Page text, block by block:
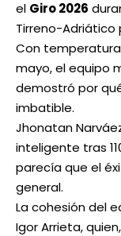
el Giro 2026
Tirreno-Adriático
Con
mayo, el equipo
demostró por
imbatible.
Jhonatan
inteligente tras
parecía que el
general.
La cohesión del
Igor Arrieta,